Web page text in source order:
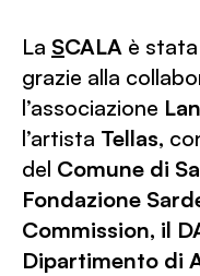
La SCALA è
grazie alla
l’associazione
l’artista Tellas,
del Comune di
Fondazione
Commission, il
Dipartimento di